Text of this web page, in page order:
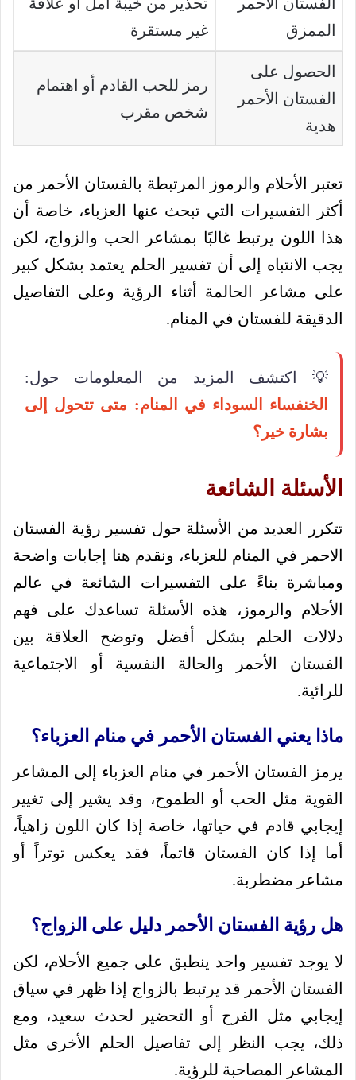
الممزق
غير مستقرة
الحصول على
الفستان الأحمر
هدية
رمز للحب القادم أو اهتمام
شخص مقرب
تعتبر الأحلام والرموز المرتبطة بالفستان الأحمر من
أكثر التفسيرات التي تبحث عنها العزباء، خاصة أن
هذا اللون يرتبط غالبًا بمشاعر الحب والزواج، لكن
يجب الانتباه إلى أن تفسير الحلم يعتمد بشكل كبير
على مشاعر الحالمة أثناء الرؤية وعلى التفاصيل
الدقيقة للفستان في المنام.
💡 اكتشف المزيد من المعلومات حول:
الخنفساء السوداء في المنام: متى تتحول إلى
بشارة خير؟
الأسئلة الشائعة
تتكرر العديد من الأسئلة حول تفسير رؤية الفستان
الاحمر في المنام للعزباء، ونقدم هنا إجابات واضحة
ومباشرة بناءً على التفسيرات الشائعة في عالم
الأحلام والرموز، هذه الأسئلة تساعدك على فهم
دلالات الحلم بشكل أفضل وتوضح العلاقة بين
الفستان الأحمر والحالة النفسية أو الاجتماعية
للرائية.
ماذا يعني الفستان الأحمر في منام العزباء؟
يرمز الفستان الأحمر في منام العزباء إلى المشاعر
القوية مثل الحب أو الطموح، وقد يشير إلى تغيير
إيجابي قادم في حياتها، خاصة إذا كان اللون زاهياً،
أما إذا كان الفستان قاتماً، فقد يعكس توتراً أو
مشاعر مضطربة.
هل رؤية الفستان الأحمر دليل على الزواج؟
لا يوجد تفسير واحد ينطبق على جميع الأحلام، لكن
الفستان الأحمر قد يرتبط بالزواج إذا ظهر في سياق
إيجابي مثل الفرح أو التحضير لحدث سعيد، ومع
ذلك، يجب النظر إلى تفاصيل الحلم الأخرى مثل
المشاعر المصاحبة للرؤية.